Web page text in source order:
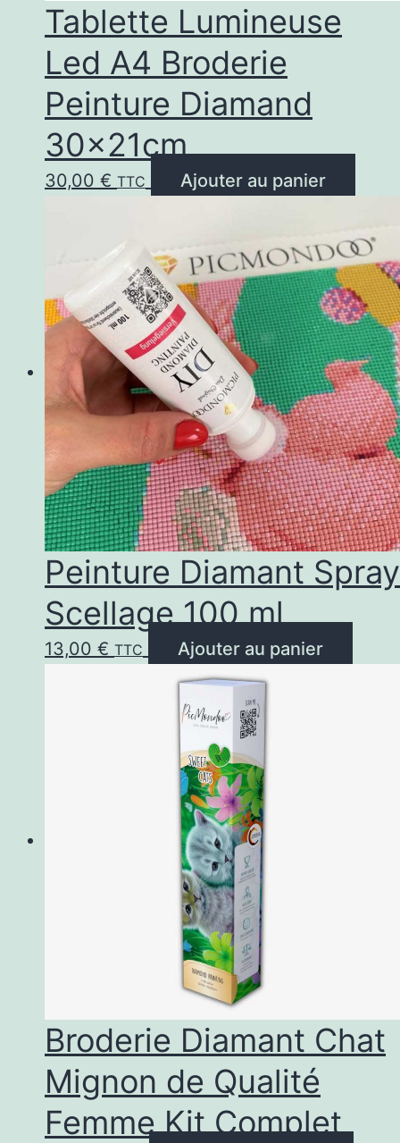
Tablette Lumineuse
Led A4 Broderie
Peinture Diamand
30x21cm
30,00 € TTC Ajouter au panier
Peinture Diamant Spray
Scellage 100 ml
13,00 € TTC Ajouter au panier
Broderie Diamant Chat
Mignon de Qualité
Femme Kit Complet